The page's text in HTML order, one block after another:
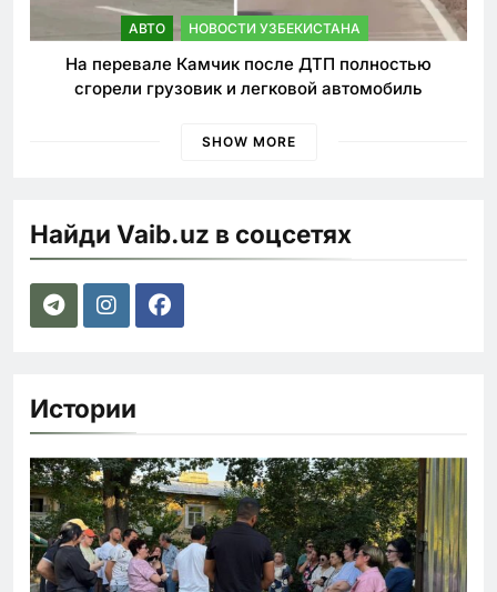
АВТО НОВОСТИ УЗБЕКИСТАНА
На перевале Камчик после ДТП полностью
сгорели грузовик и легковой автомобиль
SHOW MORE
Найди Vaib.uz в соцсетях
Истории